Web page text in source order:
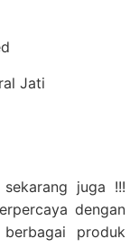
Jati
juga !!!
dengan
produk